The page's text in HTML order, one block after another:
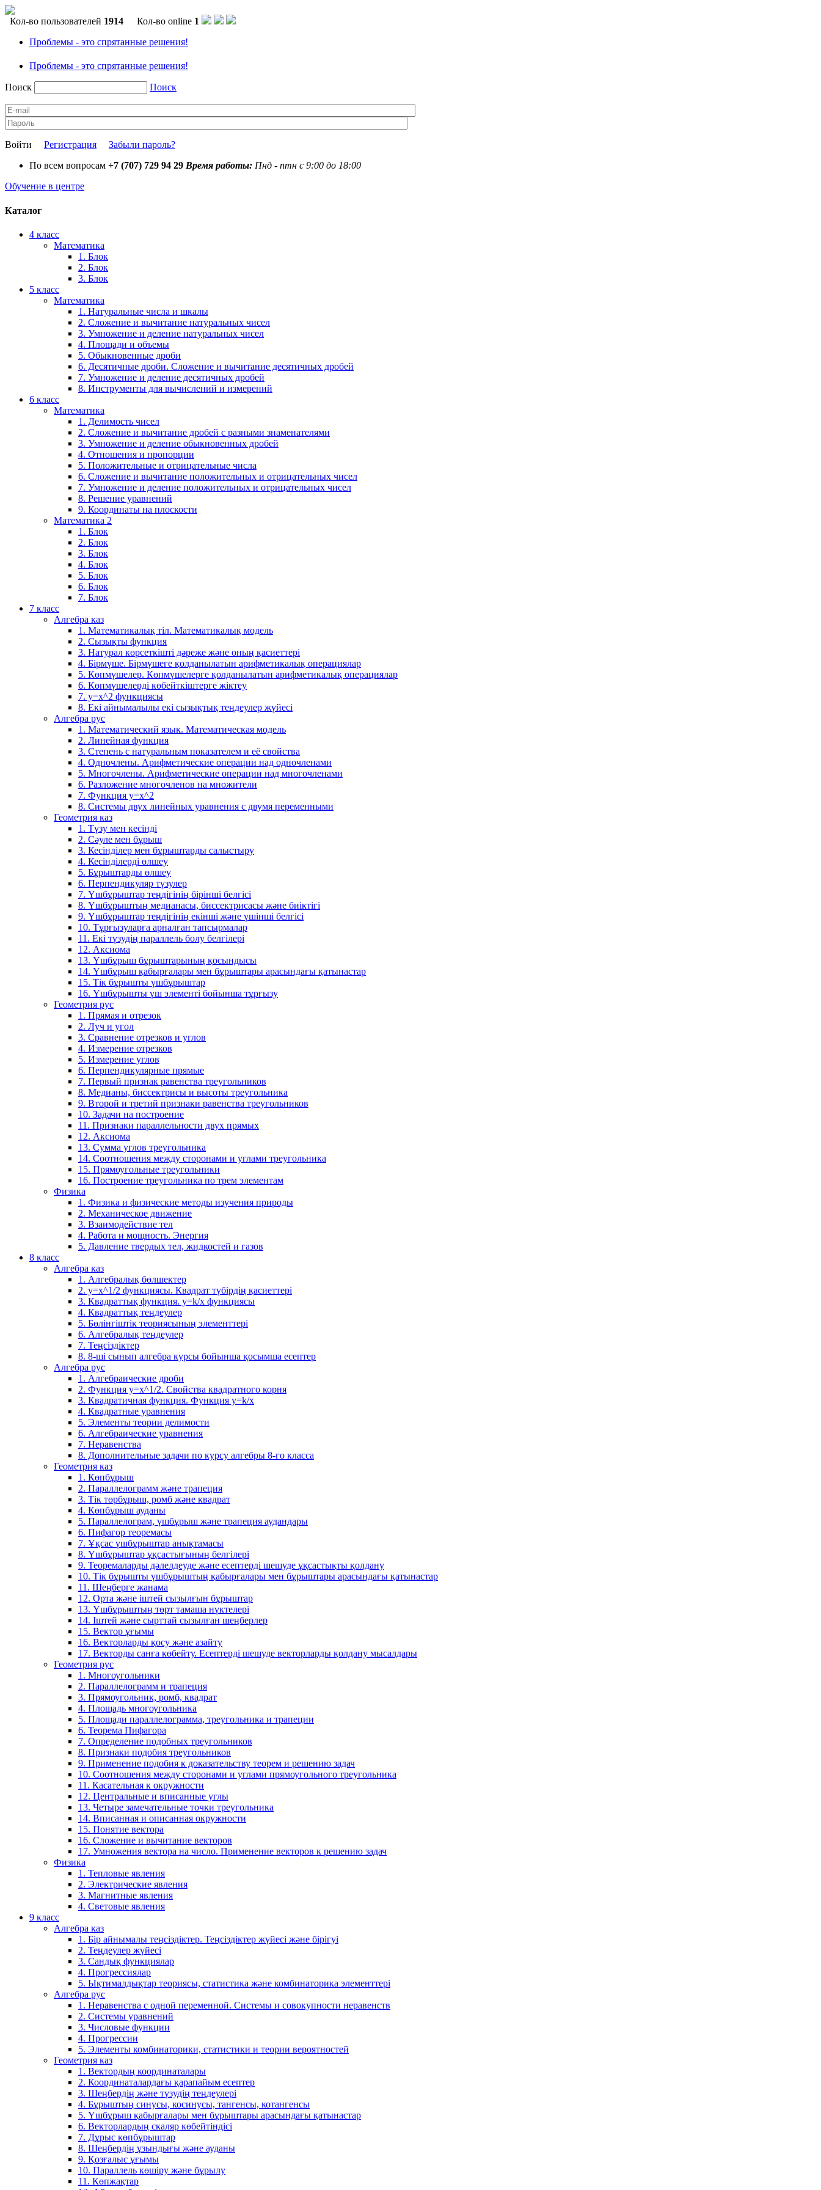
Кол-во пользователей 1914 Кол-во online 1
Проблемы - это спрятанные решения!
Проблемы - это спрятанные решения!
Поиск Поиск
Войти Регистрация
Забыли пароль?
По всем вопросам +7 (707) 729 94 29 Время работы: Пнд - птн с 9:00 до 18:00
Обучение в центре
Каталог
4 класс
Математика
1. Блок
2. Блок
3. Блок
5 класс
Математика
1. Натуральные числа и шкалы
2. Сложение и вычитание натуральных чисел
3. Умножение и деление натуральных чисел
4. Площади и объемы
5. Обыкновенные дроби
6. Десятичные дроби. Сложение и вычитание десятичных дробей
7. Умножение и деление десятичных дробей
8. Инструменты для вычислений и измерений
6 класс
Математика
1. Делимость чисел
2. Сложение и вычитание дробей с разными знаменателями
3. Умножение и деление обыкновенных дробей
4. Отношения и пропорции
5. Положительные и отрицательные числа
6. Сложение и вычитание положительных и отрицательных чисел
7. Умножение и деление положительных и отрицательных чисел
8. Решение уравнений
9. Координаты на плоскости
Математика 2
1. Блок
2. Блок
3. Блок
4. Блок
5. Блок
6. Блок
7. Блок
7 класс
Алгебра каз
1. Математикалық тіл. Математикалық модель
2. Сызықты функция
3. Натурал көрсеткішті дәреже және оның қасиеттері
4. Бірмүше. Бірмүшеге қолданылатын арифметикалық операциялар
5. Көпмүшелер. Көпмүшелерге қолданылатын арифметикалық операциялар
6. Көпмүшелерді көбейткіштерге жіктеу
7. у=х^2 функциясы
8. Екі айнымалылы екі сызықтық теңдеулер жүйесі
Алгебра рус
1. Математический язык. Математическая модель
2. Линейная функция
3. Степень с натуральным показателем и её свойства
4. Одночлены. Арифметические операции над одночленами
5. Многочлены. Арифметические операции над многочленами
6. Разложение многочленов на множители
7. Функция y=x^2
8. Системы двух линейных уравнения с двумя переменными
Геометрия каз
1. Түзу мен кесінді
2. Сәуле мен бұрыш
3. Кесінділер мен бұрыштарды салыстыру
4. Кесінділерді өлшеу
5. Бұрыштарды өлшеу
6. Перпендикуляр түзулер
7. Үшбұрыштар теңдігінің бірінші белгісі
8. Үшбұрыштың медианасы, биссектрисасы және биіктігі
9. Үшбұрыштар теңдігінің екінші және үшінші белгісі
10. Тұрғызуларға арналған тапсырмалар
11. Екі түзудің параллель болу белгілері
12. Аксиома
13. Үшбұрыш бұрыштарының қосындысы
14. Үшбұрыш қабырғалары мен бұрыштары арасындағы қатынастар
15. Тік бұрышты үшбұрыштар
16. Үшбұрышты үш элементі бойынша тұрғызу
Геометрия рус
1. Прямая и отрезок
2. Луч и угол
3. Сравнение отрезков и углов
4. Измерение отрезков
5. Измерение углов
6. Перпендикулярные прямые
7. Первый признак равенства треугольников
8. Медианы, биссектрисы и высоты треугольника
9. Второй и третий признаки равенства треугольников
10. Задачи на построение
11. Признаки параллельности двух прямых
12. Аксиома
13. Сумма углов треугольника
14. Соотношения между сторонами и углами треугольника
15. Прямоугольные треугольники
16. Построение треугольника по трем элементам
Физика
1. Физика и физические методы изучения природы
2. Механическое движение
3. Взаимодействие тел
4. Работа и мощность. Энергия
5. Давление твердых тел, жидкостей и газов
8 класс
Алгебра каз
1. Алгебралық бөлшектер
2. у=х^1/2 функциясы. Квадрат түбірдің қасиеттері
3. Квадраттық функция. у=k/x функциясы
4. Квадраттық теңдеулер
5. Бөлінгіштік теориясының элементтері
6. Алгебралық теңдеулер
7. Теңсіздіктер
8. 8-ші сынып алгебра курсы бойынша қосымша есептер
Алгебра рус
1. Алгебраические дроби
2. Функция y=x^1/2. Свойства квадратного корня
3. Квадратичная функция. Функция у=k/x
4. Квадратные уравнения
5. Элементы теории делимости
6. Алгебраические уравнения
7. Неравенства
8. Дополнительные задачи по курсу алгебры 8-го класса
Геометрия каз
1. Көпбұрыш
2. Параллелограмм және трапеция
3. Тік төрбұрыш, ромб және квадрат
4. Көпбұрыш ауданы
5. Параллелограм, үшбұрыш және трапеция аудандары
6. Пифагор теоремасы
7. Ұқсас үшбұрыштар анықтамасы
8. Үшбұрыштар ұқсастығының белгілері
9. Теоремаларды дәлелдеуде және есептерді шешуде ұқсастықты қолдану
10. Тік бұрышты үшбұрыштың қабырғалары мен бұрыштары арасындағы қатынастар
11. Шеңберге жанама
12. Орта және іштей сызылғын бұрыштар
13. Үшбұрыштың төрт тамаша нүктелері
14. Іштей және сырттай сызылған шеңберлер
15. Вектор ұғымы
16. Векторларды қосу және азайту
17. Векторды санға көбейту. Есептерді шешуде векторларды қолдану мысалдары
Геометрия рус
1. Многоугольники
2. Параллелограмм и трапеция
3. Прямоугольник, ромб, квадрат
4. Площадь многоугольника
5. Площади параллелограмма, треугольника и трапеции
6. Теорема Пифагора
7. Определение подобных треугольников
8. Признаки подобия треугольников
9. Применение подобия к доказательству теорем и решению задач
10. Соотношения между сторонами и углами прямоугольного треугольника
11. Касательная к окружности
12. Центральные и вписанные углы
13. Четыре замечательные точки треугольника
14. Вписанная и описанная окружности
15. Понятие вектора
16. Сложение и вычитание векторов
17. Умножения вектора на число. Применение векторов к решению задач
Физика
1. Тепловые явления
2. Электрические явления
3. Магнитные явления
4. Световые явления
9 класс
Алгебра каз
1. Бір айнымалы теңсіздіктер. Теңсіздіктер жүйесі және бірігуі
2. Теңдеулер жүйесі
3. Сандық функциялар
4. Прогрессиялар
5. Ықтималдықтар теориясы, статистика және комбинаторика элементтері
Алгебра рус
1. Неравенства с одной переменной. Системы и совокупности неравенств
2. Системы уравнений
3. Числовые функции
4. Прогрессии
5. Элементы комбинаторики, статистики и теории вероятностей
Геометрия каз
1. Вектордың координаталары
2. Координаталардағы қарапайым есептер
3. Шеңбердің және түзудің теңдеулері
4. Бұрыштың синусы, косинусы, тангенсы, котангенсы
5. Үшбұрыш қабырғалары мен бұрыштары арасындағы қатынастар
6. Векторлардың скаляр көбейтіндісі
7. Дұрыс көпбұрыштар
8. Шеңбердің ұзындығы және ауданы
9. Қозғалыс ұғымы
10. Параллель көшіру және бұрылу
11. Көпжақтар